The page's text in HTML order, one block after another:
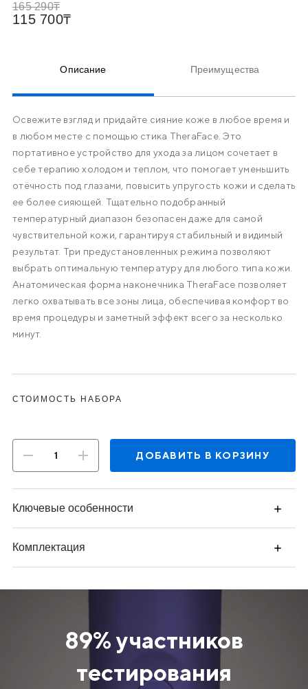
165 290
115 700
Описание Преимущества
Освежите взгляд и придайте сияние коже в любое время и
в любом месте с помощью стика TheraFace. Это
портативное устройство для ухода за лицом сочетает в
себе терапию холодом и теплом, что помогает уменьшить
отёчность под глазами, повысить упругость кожи и сделать
ее более сияющей. Тщательно подобранный
температурный диапазон безопасен даже для самой
чувствительной кожи, гарантируя стабильный и видимый
результат. Три предустановленных режима позволяют
выбрать оптимальную температуру для любого типа кожи.
Анатомическая форма наконечника TheraFace позволяет
легко охватывать все зоны лица, обеспечивая комфорт во
время процедуры и заметный эффект всего за несколько
минут.
Делает кожу более сияющей
Улучшает эластичность и упругость кожи
Протестировано дерматологами
Безопасно для всех типов кожи
СТОИМОСТЬ НАБОРА
ДОБАВИТЬ В КОРЗИНУ
Ключевые особенности
Комплектация
89% участников
тестирования